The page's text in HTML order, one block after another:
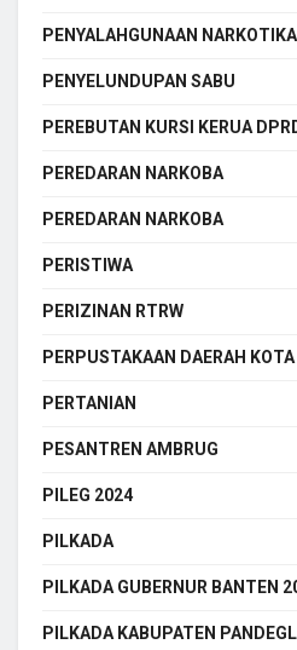
PENYALAHGUNAAN NARKOTIKA
PENYELUNDUPAN SABU
PEREBUTAN KURSI KERUA
PEREDARAN NARKOBA
PEREDARAN NARKOBA
PERISTIWA
PERIZINAN RTRW
PERPUSTAKAAN DAERAH KOTA
PERTANIAN
PESANTREN AMBRUG
PILEG 2024
PILKADA
PILKADA GUBERNUR BANTEN
PILKADA KABUPATEN